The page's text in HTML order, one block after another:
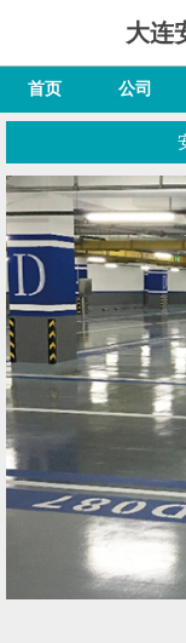
大连
首页 公司